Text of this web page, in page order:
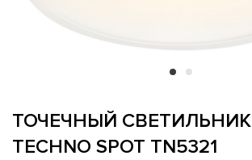
ТОЧЕЧНЫЙ СВЕТИЛЬНИК
TECHNO SPOT TN5321